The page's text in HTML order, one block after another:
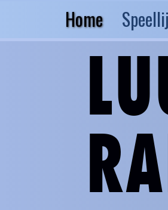
Home